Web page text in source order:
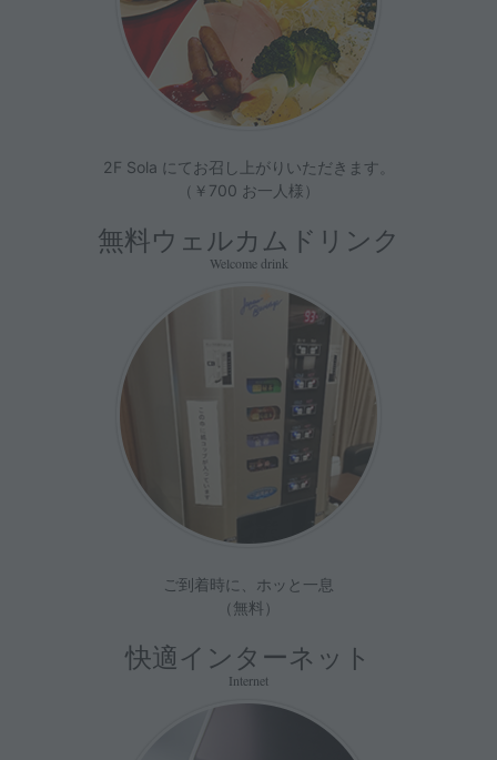
2F Sola にてお召し上がりいただきます。
（￥700 お一人様）
無料ウェルカムドリンク
Welcome drink
ご到着時に、ホッと一息
（無料）
快適インターネット
Internet